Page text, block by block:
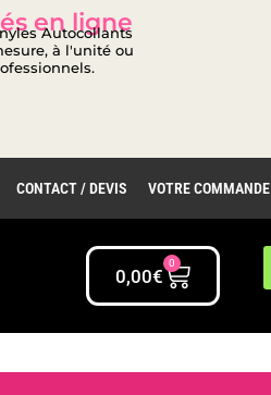
en ligne
Autocollants
à l'unité ou
CONTACT / DEVIS VOTRE COMMANDE
0,00€
0